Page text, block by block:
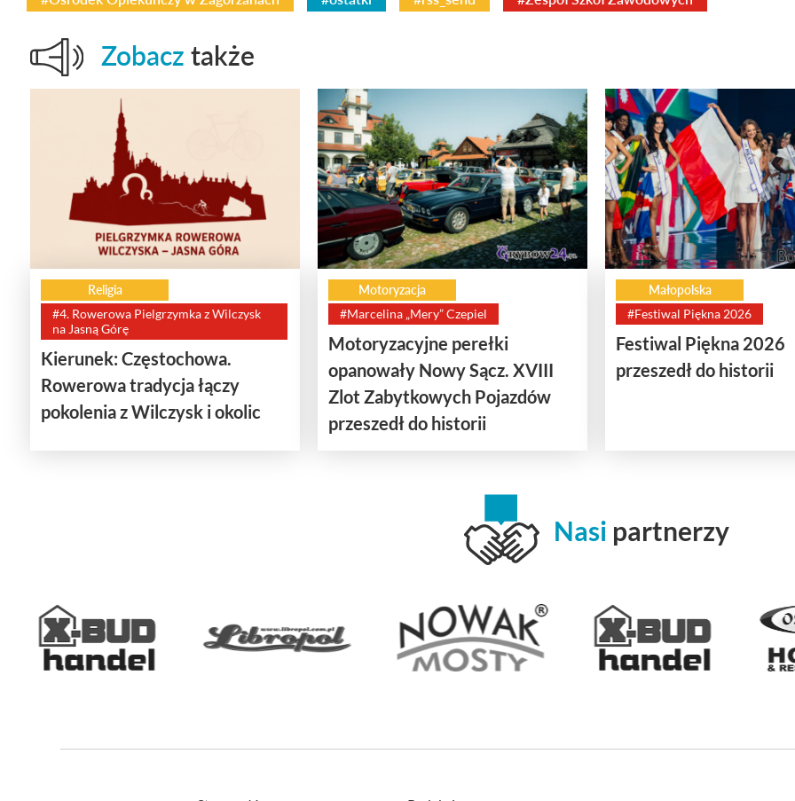
Zobacz także
Religia
#4. Rowerowa Pielgrzymka z Wilczysk
na Jasną Górę
Kierunek: Częstochowa.
Rowerowa tradycja łączy
pokolenia z Wilczysk i okolic
Motoryzacja
#Marcelina „Mery” Czepiel
Motoryzacyjne perełki
opanowały Nowy Sącz. XVIII
Zlot Zabytkowych Pojazdów
przeszedł do historii
Małopolska
#Festiwal Piękna 2026
Festiwal Piękna 2026
przeszedł do historii
Nasi partnerzy